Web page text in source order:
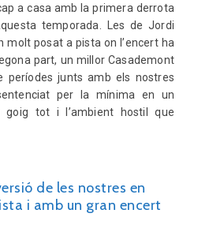
a casa amb la primera derrota
temporada. Les de Jordi
molt posat a pista on l’encert ha
part, un millor Casademont
períodes junts amb els nostres
per la mínima en un
goig tot i l’ambient hostil que
de les nostres en
i amb un gran encert